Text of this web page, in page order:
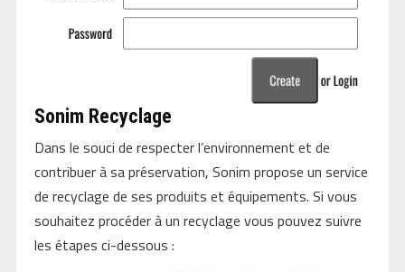
Sonim Recyclage
Dans le souci de respecter l’environnement et de
contribuer à sa préservation, Sonim propose un service
de recyclage de ses produits et équipements. Si vous
souhaitez procéder à un recyclage vous pouvez suivre
les étapes ci-dessous :